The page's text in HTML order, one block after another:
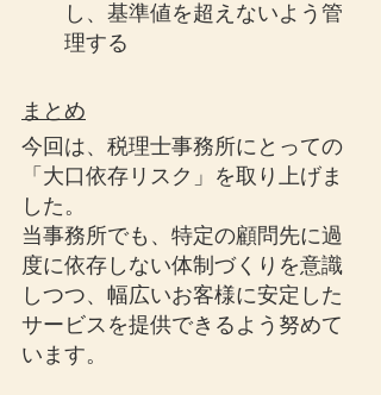
し、基準値を超えないよう管
理する
まとめ
今回は、税理士事務所にとっての
「大口依存リスク」を取り上げま
した。
当事務所でも、特定の顧問先に過
度に依存しない体制づくりを意識
しつつ、幅広いお客様に安定した
サービスを提供できるよう努めて
います。